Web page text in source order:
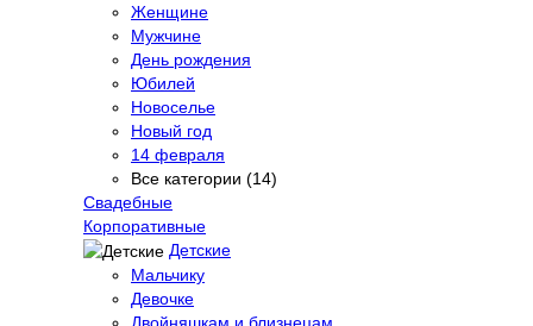
Женщине
Мужчине
День рождения
Юбилей
Новоселье
Новый год
14 февраля
Все категории (14)
Свадебные
Корпоративные
Детские
Мальчику
Девочке